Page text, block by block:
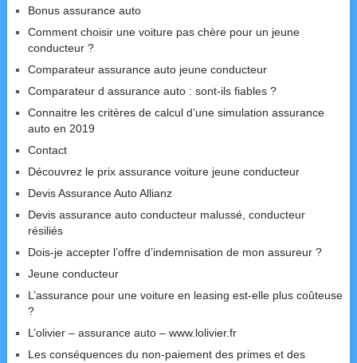
Bonus assurance auto
Comment choisir une voiture pas chère pour un jeune
conducteur ?
Comparateur assurance auto jeune conducteur
Comparateur d assurance auto : sont-ils fiables ?
Connaitre les critères de calcul d’une simulation assurance
auto en 2019
Contact
Découvrez le prix assurance voiture jeune conducteur
Devis Assurance Auto Allianz
Devis assurance auto conducteur malussé, conducteur
résiliés
Dois-je accepter l’offre d’indemnisation de mon assureur ?
Jeune conducteur
L’assurance pour une voiture en leasing est-elle plus coûteuse
?
L’olivier – assurance auto – www.lolivier.fr
Les conséquences du non-paiement des primes et des